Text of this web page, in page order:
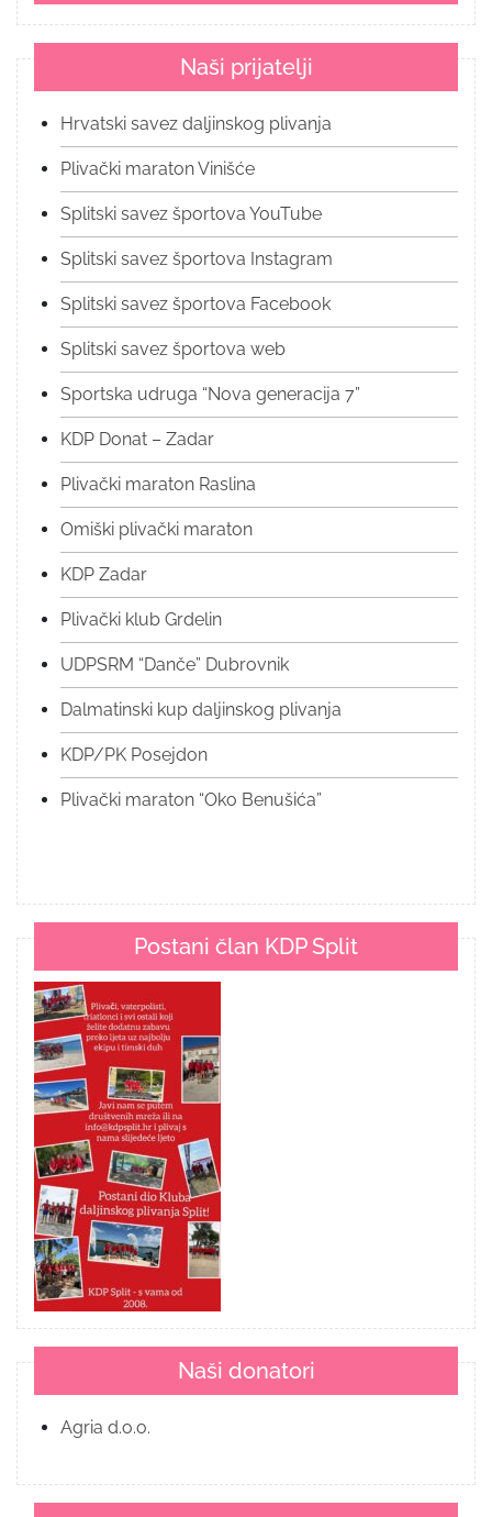
Naši prijatelji
Hrvatski savez daljinskog plivanja
Plivački maraton Vinišće
Splitski savez športova YouTube
Splitski savez športova Instagram
Splitski savez športova Facebook
Splitski savez športova web
Sportska udruga “Nova generacija 7”
KDP Donat – Zadar
Plivački maraton Raslina
Omiški plivački maraton
KDP Zadar
Plivački klub Grdelin
UDPSRM “Danče” Dubrovnik
Dalmatinski kup daljinskog plivanja
KDP/PK Posejdon
Plivački maraton “Oko Benušića”
Postani član KDP Split
Naši donatori
Agria d.o.o.